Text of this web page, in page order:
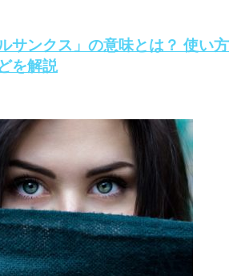
サンクス」の意味とは？ 使い方
を解説